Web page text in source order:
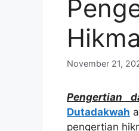
November 21,
Pengertian
Dutadakwah
pengertian